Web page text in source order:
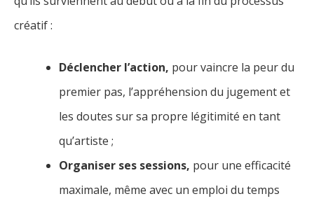
créatif :
Déclencher l’action, pour vaincre la peur du
premier pas, l’appréhension du jugement et
les doutes sur sa propre légitimité en tant
qu’artiste ;
Organiser ses sessions, pour une efficacité
maximale, même avec un emploi du temps